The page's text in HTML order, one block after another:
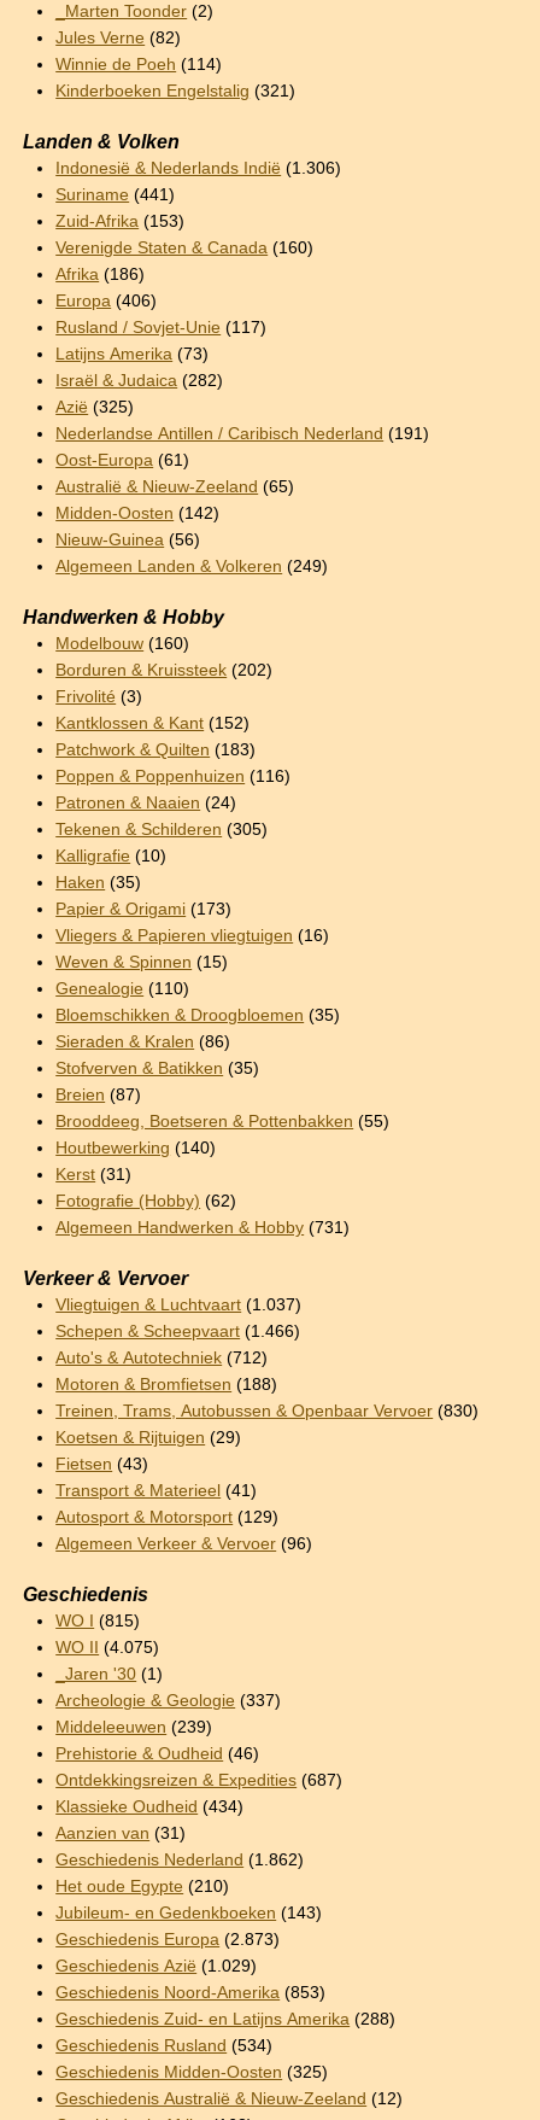
_Marten Toonder (2)
Jules Verne (82)
Winnie de Poeh (114)
Kinderboeken Engelstalig (321)
Landen & Volken
Indonesië & Nederlands Indië (1.306)
Suriname (441)
Zuid-Afrika (153)
Verenigde Staten & Canada (160)
Afrika (186)
Europa (406)
Rusland / Sovjet-Unie (117)
Latijns Amerika (73)
Israël & Judaica (282)
Azië (325)
Nederlandse Antillen / Caribisch Nederland (191)
Oost-Europa (61)
Australië & Nieuw-Zeeland (65)
Midden-Oosten (142)
Nieuw-Guinea (56)
Algemeen Landen & Volkeren (249)
Handwerken & Hobby
Modelbouw (160)
Borduren & Kruissteek (202)
Frivolité (3)
Kantklossen & Kant (152)
Patchwork & Quilten (183)
Poppen & Poppenhuizen (116)
Patronen & Naaien (24)
Tekenen & Schilderen (305)
Kalligrafie (10)
Haken (35)
Papier & Origami (173)
Vliegers & Papieren vliegtuigen (16)
Weven & Spinnen (15)
Genealogie (110)
Bloemschikken & Droogbloemen (35)
Sieraden & Kralen (86)
Stofverven & Batikken (35)
Breien (87)
Brooddeeg, Boetseren & Pottenbakken (55)
Houtbewerking (140)
Kerst (31)
Fotografie (Hobby) (62)
Algemeen Handwerken & Hobby (731)
Verkeer & Vervoer
Vliegtuigen & Luchtvaart (1.037)
Schepen & Scheepvaart (1.466)
Auto's & Autotechniek (712)
Motoren & Bromfietsen (188)
Treinen, Trams, Autobussen & Openbaar Vervoer (830)
Koetsen & Rijtuigen (29)
Fietsen (43)
Transport & Materieel (41)
Autosport & Motorsport (129)
Algemeen Verkeer & Vervoer (96)
Geschiedenis
WO I (815)
WO II (4.075)
_Jaren '30 (1)
Archeologie & Geologie (337)
Middeleeuwen (239)
Prehistorie & Oudheid (46)
Ontdekkingsreizen & Expedities (687)
Klassieke Oudheid (434)
Aanzien van (31)
Geschiedenis Nederland (1.862)
Het oude Egypte (210)
Jubileum- en Gedenkboeken (143)
Geschiedenis Europa (2.873)
Geschiedenis Azië (1.029)
Geschiedenis Noord-Amerika (853)
Geschiedenis Zuid- en Latijns Amerika (288)
Geschiedenis Rusland (534)
Geschiedenis Midden-Oosten (325)
Geschiedenis Australië & Nieuw-Zeeland (12)